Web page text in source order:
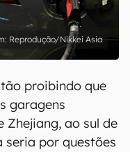
Reprodução/Nikkei Asia
proibindo que
garagens
Zhejiang, ao sul de
seria por questões